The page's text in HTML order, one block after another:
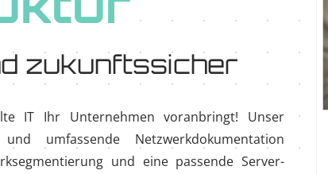
zukunftssicher
IT Ihr Unternehmen voranbringt! Unser
umfassende Netzwerkdokumentation
und eine passende Server-